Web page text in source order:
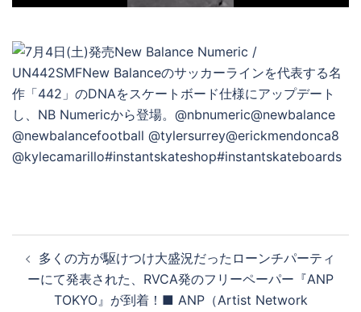
を
再
す
稿 多くの方が駆けつけ大盛況だったローンチパーティ
ーにて発表された、RVCA発のフリーペーパー『ANP
TOKYO』が到着！■ ANP（Artist Network